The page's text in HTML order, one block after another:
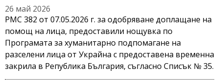
26 май 2026
РМС 382 от 07.05.2026 г. за одобряване доплащане на
помощ на лица, предоставили нощувка по
Програмата за хуманитарно подпомагане на
разселени лица от Украйна с предоставена временна
закрила в Република България, съгласно Списък № 35.